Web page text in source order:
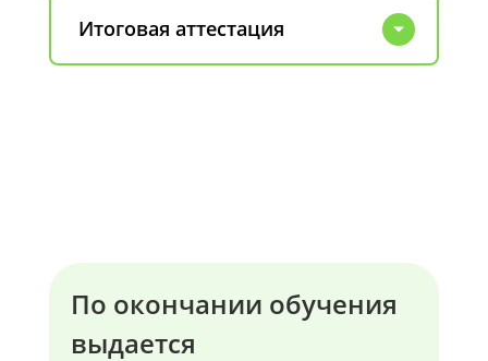
Итоговая аттестация
По окончании обучения
выдается